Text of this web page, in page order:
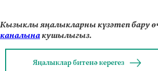
Кызыклы яңалыкларны күзәтеп бару
каналынакушылыгыз.
Яңалыклар битенә керегез